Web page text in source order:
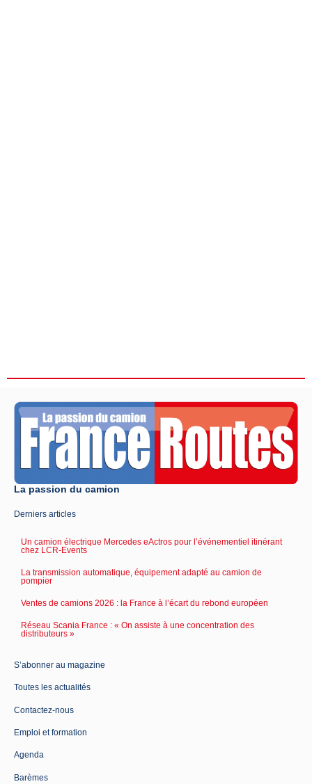
La passion du camion
Derniers articles
Un camion électrique Mercedes eActros pour l’événementiel itinérant
chez LCR-Events
La transmission automatique, équipement adapté au camion de
pompier
Ventes de camions 2026 : la France à l’écart du rebond européen
Réseau Scania France : « On assiste à une concentration des
distributeurs »
S’abonner au magazine
Toutes les actualités
Contactez-nous
Emploi et formation
Agenda
Barèmes